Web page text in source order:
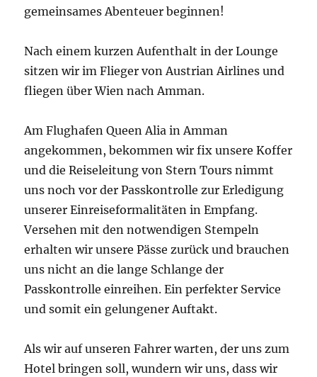
gemeinsames Abenteuer beginnen!
Nach einem kurzen Aufenthalt in der Lounge
sitzen wir im Flieger von Austrian Airlines und
fliegen über Wien nach Amman.
Am Flughafen Queen Alia in Amman
angekommen, bekommen wir fix unsere Koffer
und die Reiseleitung von Stern Tours nimmt
uns noch vor der Passkontrolle zur Erledigung
unserer Einreiseformalitäten in Empfang.
Versehen mit den notwendigen Stempeln
erhalten wir unsere Pässe zurück und brauchen
uns nicht an die lange Schlange der
Passkontrolle einreihen. Ein perfekter Service
und somit ein gelungener Auftakt.
Als wir auf unseren Fahrer warten, der uns zum
Hotel bringen soll, wundern wir uns, dass wir